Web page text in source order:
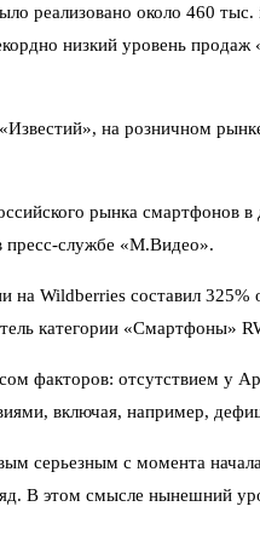
реализовано около 460
низкий уровень
на розничном
рынка смартфонов
службе «М.Видео».
на Wildberries составил
категории «Смартфоны»
факторов: отсутствием у
включая, например,
серьезным с момента
В этом смысле нынешний